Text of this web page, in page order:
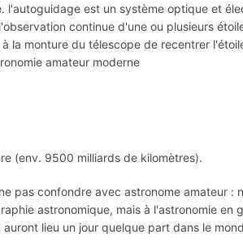
l'autoguidage est un système optique et
continue d'une ou plusieurs
la monture du télescope de recentrer
amateur moderne
(env. 9500 milliards de kilomètres).
pas confondre avec astronome amateur
astronomique, mais à l'astronomie en
lieu un jour quelque part dans le